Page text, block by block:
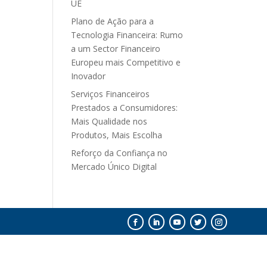
UE
Plano de Ação para a
Tecnologia Financeira: Rumo
a um Sector Financeiro
Europeu mais Competitivo e
Inovador
Serviços Financeiros
Prestados a Consumidores:
Mais Qualidade nos
Produtos, Mais Escolha
Reforço da Confiança no
Mercado Único Digital